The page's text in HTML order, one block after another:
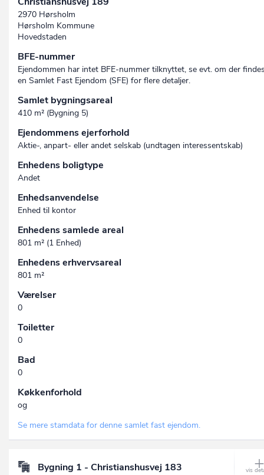
2970 Hørsholm
Hørsholm Kommune
Hovedstaden
BFE-nummer
Ejendommen har intet BFE-nummer tilknyttet, se evt. om der
en Samlet Fast Ejendom (SFE) for flere detaljer.
Samlet bygningsareal
410 m² (Bygning 5)
Ejendommens ejerforhold
Aktie-, anpart- eller andet selskab (undtagen interessent­skab)
Enhedens boligtype
Andet
Enhedsanvendelse
Enhed til kontor
Enhedens samlede areal
801 m² (1 Enhed)
Enhedens erhvervsareal
801 m²
Værelser
0
Toiletter
0
Bad
0
Køkkenforhold
og
Se mere stamdata for denne samlet fast ejendom.
Bygning 1 - Christianshusvej 183